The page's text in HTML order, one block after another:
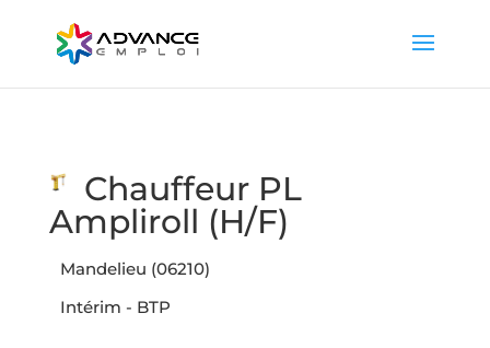
Chauffeur PL
Ampliroll (H/F)
Mandelieu (06210)
Intérim - BTP